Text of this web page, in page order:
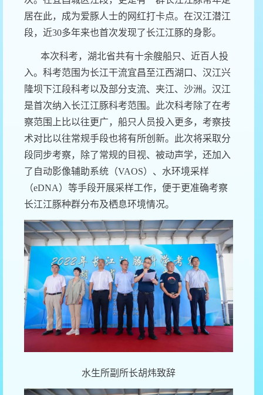
居在此，成为爱豚人士的网红打卡点。在汉江潜江
段，近30多年来也首次发现了 长江江豚的身影。
本次科考，湖北省共有十余艘船只、近百人投
入。 科考范围 为长江干流宜昌至江西湖口 、 汉江兴
隆坝下江段科考以及部分支流、夹江、沙洲。汉江
是首次纳入长江江豚科考范围。
此次科考除了在考
察范围上比以往更广，船只人员投入更多，考察技
术对比以往常规手段也将有所创新。此次将采取分
段同步考察，除了常规的 目视、被动声学， 还加入
了 自动影像辅助系统（VAOS） 、 水环境采样
（eDNA） 等手段开展采样工作，便于更准确考察
长江江豚种群分布及栖息环境情况。
水生所副所长胡炜致辞